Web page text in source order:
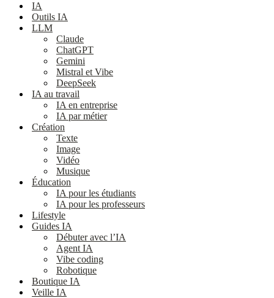
navigation
IA
Outils IA
LLM
Claude
ChatGPT
Gemini
Mistral et Vibe
DeepSeek
IA au travail
IA en entreprise
IA par métier
Création
Texte
Image
Vidéo
Musique
Éducation
IA pour les étudiants
IA pour les professeurs
Lifestyle
Guides IA
Débuter avec l’IA
Agent IA
Vibe coding
Robotique
Boutique IA
Veille IA